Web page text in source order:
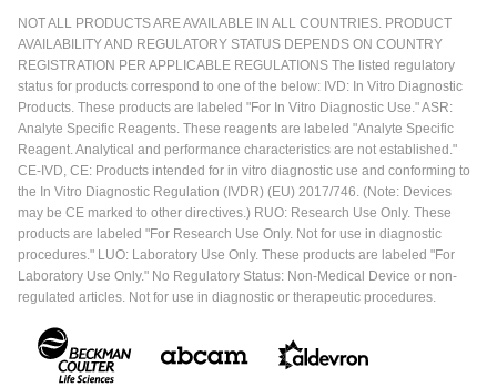
NOT ALL PRODUCTS ARE AVAILABLE IN ALL COUNTRIES. PRODUCT
AVAILABILITY AND REGULATORY STATUS DEPENDS ON COUNTRY
REGISTRATION PER APPLICABLE REGULATIONS The listed regulatory
status for products correspond to one of the below: IVD: In Vitro Diagnostic
Products. These products are labeled "For In Vitro Diagnostic Use." ASR:
Analyte Specific Reagents. These reagents are labeled "Analyte Specific
Reagent. Analytical and performance characteristics are not established."
CE-IVD, CE: Products intended for in vitro diagnostic use and conforming to
the In Vitro Diagnostic Regulation (IVDR) (EU) 2017/746. (Note: Devices
may be CE marked to other directives.) RUO: Research Use Only. These
products are labeled "For Research Use Only. Not for use in diagnostic
procedures." LUO: Laboratory Use Only. These products are labeled "For
Laboratory Use Only." No Regulatory Status: Non-Medical Device or non-
regulated articles. Not for use in diagnostic or therapeutic procedures.